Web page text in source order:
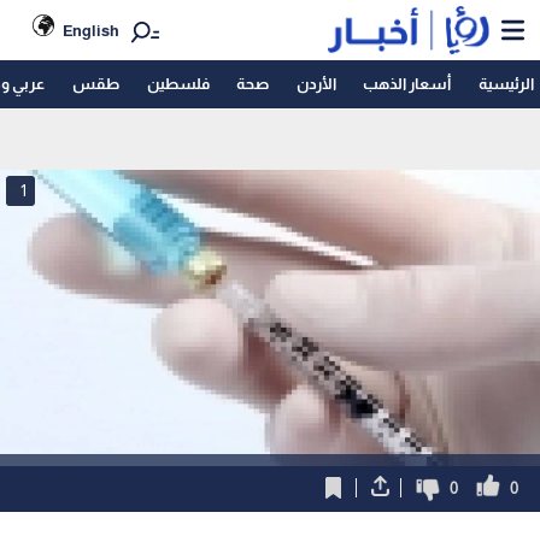
English
الرئيسية أسعار الذهب الأردن صحة فلسطين طقس عربي
1
0
0